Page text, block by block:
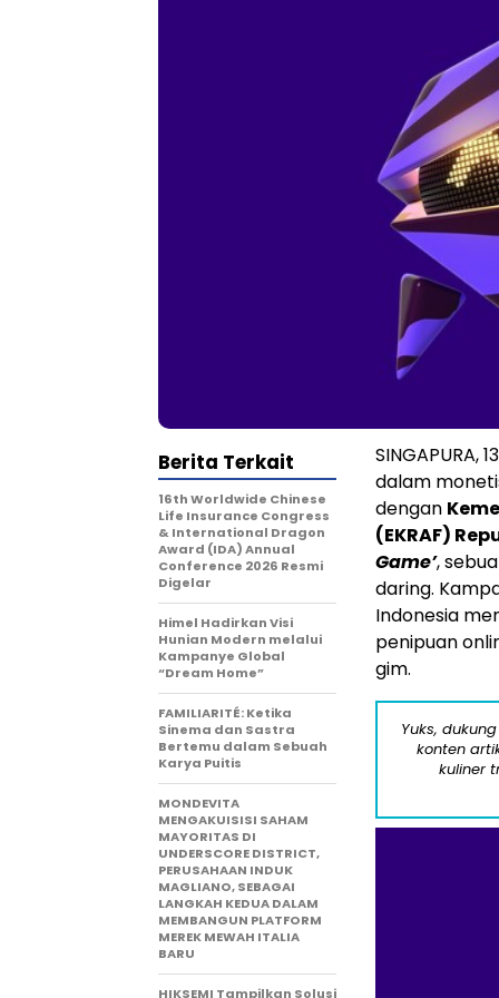
SINGAPURA,
dalam
dengan
(EKRAF)
Game’,
daring.
Indonesia
penipuan
gim.
Yuks,
konten
kuliner
Berita Terkait
16th Worldwide Chinese
Life Insurance Congress
& International Dragon
Award (IDA) Annual
Conference 2026 Resmi
Digelar
Himel Hadirkan Visi
Hunian Modern melalui
Kampanye Global
“Dream Home”
FAMILIARITÉ: Ketika
Sinema dan Sastra
Bertemu dalam Sebuah
Karya Puitis
MONDEVITA
MENGAKUISISI SAHAM
MAYORITAS DI
UNDERSCORE DISTRICT,
PERUSAHAAN INDUK
MAGLIANO, SEBAGAI
LANGKAH KEDUA DALAM
MEMBANGUN PLATFORM
MEREK MEWAH ITALIA
BARU
HIKSEMI Tampilkan Solusi